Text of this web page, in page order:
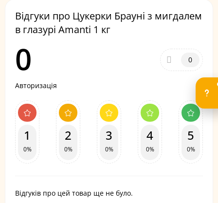
Відгуки про Цукерки Брауні з мигдалем
в глазурі Amanti 1 кг
0 0
Авторизація
1
0%
2
0%
3
0%
4
0%
5
0%
Відгуків про цей товар ще не було.